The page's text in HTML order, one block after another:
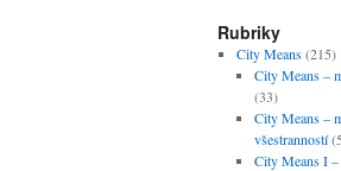
Rubriky
City Means(215)
City Means –
(33)
City Means –
všestranností
City Means I